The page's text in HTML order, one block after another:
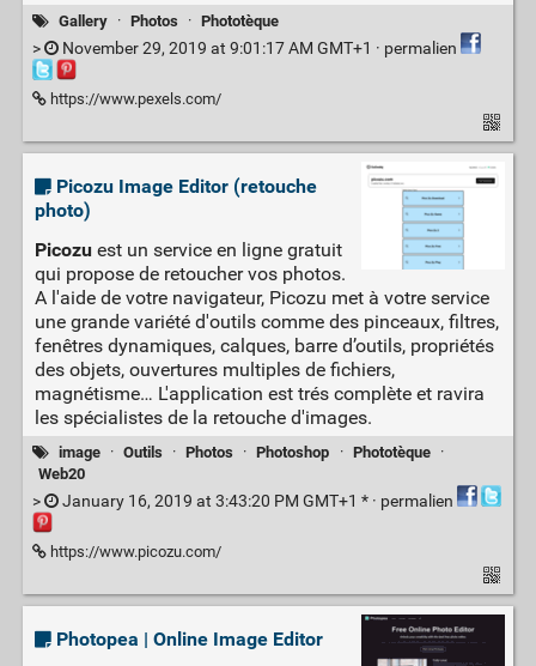
Gallery · Photos · Phototèque
> November 29, 2019 at 9:01:17 AM GMT+1 · permalien
https://www.pexels.com/
Picozu Image Editor (retouche
photo)
Picozuest un service en ligne gratuit
qui propose de retoucher vos photos.
A l'aide de votre navigateur, Picozu met à votre service
une grande variété d'outils comme des pinceaux, filtres,
fenêtres dynamiques, calques, barre d’outils, propriétés
des objets, ouvertures multiples de fichiers,
magnétisme… L'application est trés complète et ravira
les spécialistes de la retouche d'images.
image · Outils · Photos · Photoshop · Phototèque
·
Web20
> January 16, 2019 at 3:43:20 PM GMT+1 * · permalien
https://www.picozu.com/
Photopea | Online Image Editor